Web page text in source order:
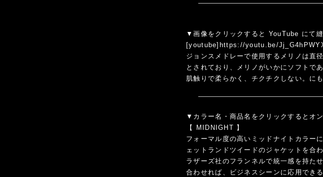
▼画像をクリックすると YouTube にて
[youtube]https://youtu.be/
ジョンスメドレーで使用するメリノは直
とされており、メリノがいかにソフトで
肌触りで柔らかく、チクチクしない。に
▼カラー名・商品名をクリックするとオ
【
MIDNIGHT 】
フォーマル度の高いミッドナイトカラー
ェットランドツイードのジャケットを合
ラザーズ社のフランネルで統一感を持た
合わせれば、ビジネスシーンに応用でき